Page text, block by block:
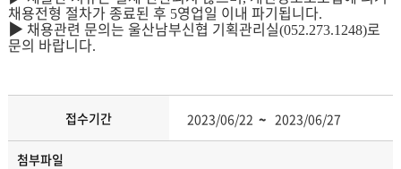
채용전형 절차가 종료된 후 5영업일 이내 파기됩니다.
▶채용관련 문의는 울산남부신협 기획관리실(052.273.1248)로
문의 바랍니다.
접수기간 2023/06/22 ~ 2023/06/27
첨부파일